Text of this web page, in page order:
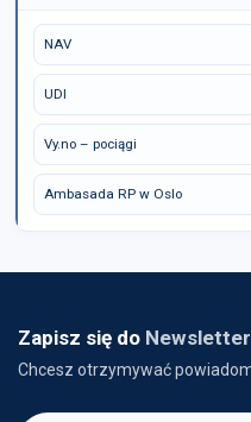
NAV
UDI
Vy.no – pociągi
Ambasada RP w Oslo
Zapisz się do Newsletter
Chcesz otrzymywać